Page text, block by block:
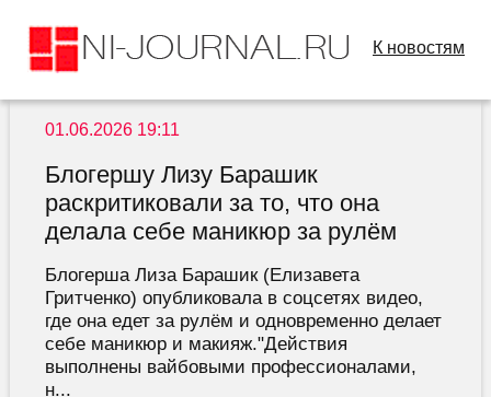
К новостям
01.06.2026 19:11
Блогершу Лизу Барашик
раскритиковали за то, что она
делала себе маникюр за рулём
Блогерша Лиза Барашик (Елизавета
Гритченко) опубликовала в соцсетях видео,
где она едет за рулём и одновременно делает
себе маникюр и макияж."Действия
выполнены вайбовыми профессионалами,
н...